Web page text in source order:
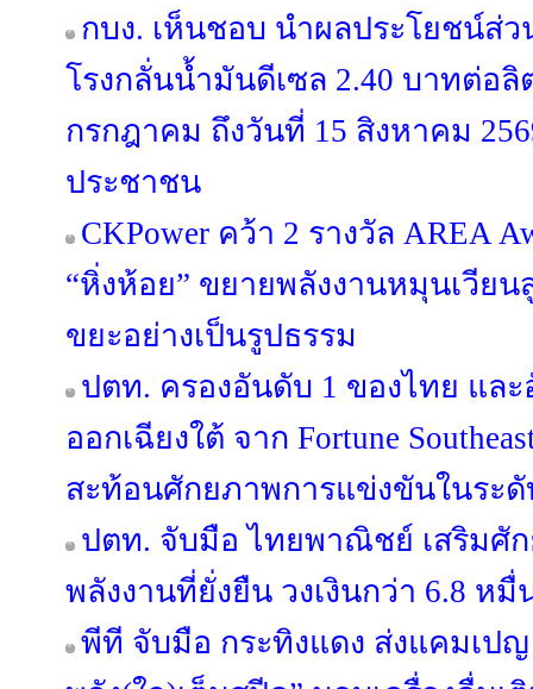
กบง. เห็นชอบ นำผลประโยชน์ส่
โรงกลั่นน้ำมันดีเซล 2.40 บาทต่อลิ
กรกฎาคม ถึงวันที่ 15 สิงหาคม
ประชาชน
CKPower คว้า 2 รางวัล AREA
“หิ่งห้อย” ขยายพลังงานหมุนเวีย
ขยะอย่างเป็นรูปธรรม
ปตท. ครองอันดับ 1 ของไทย และ
ออกเฉียงใต้ จาก Fortune
สะท้อนศักยภาพการแข่งขันในระ
ปตท. จับมือ ไทยพาณิชย์ เสริมศั
พลังงานที่ยั่งยืน วงเงินกว่า 6.8 ห
พีที จับมือ กระทิงแดง ส่งแคมเปญ